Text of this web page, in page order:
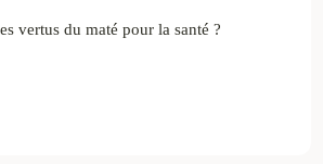
vertus du maté pour la santé ?